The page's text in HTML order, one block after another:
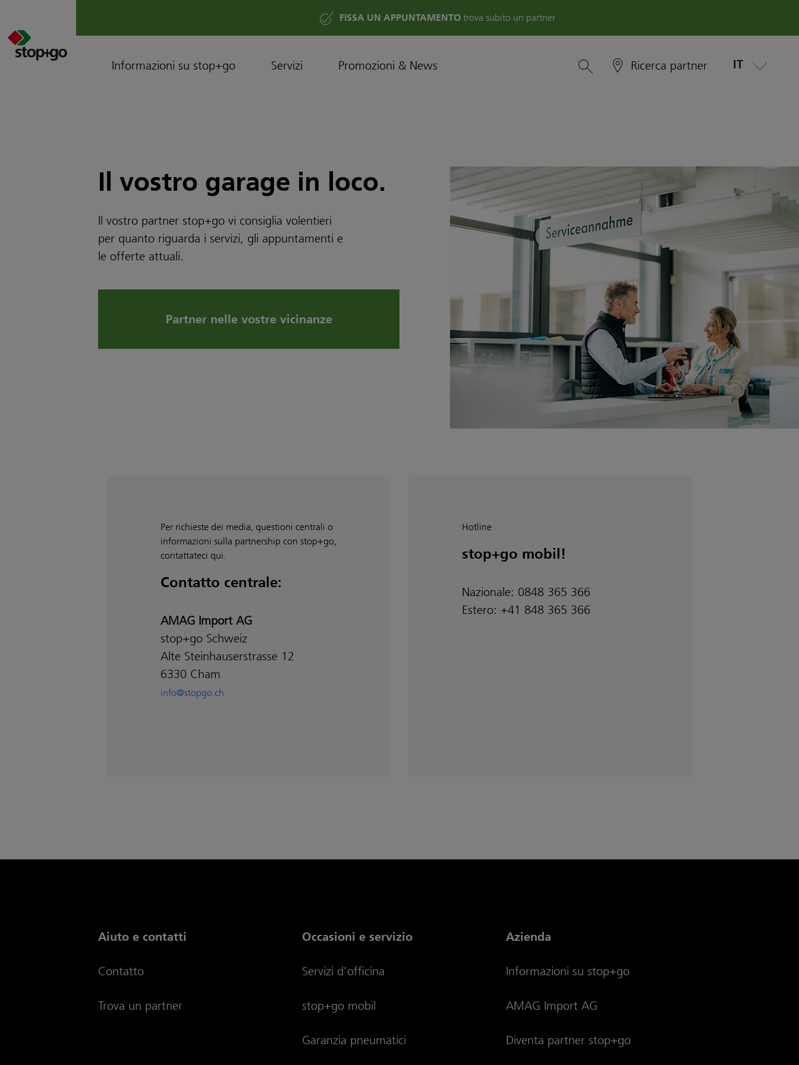
FISSA UN APPUNTAMENTO trova subito un partner
Informazioni su stop+go Servizi Promozioni & News Ricerca partner IT
Il vostro garage in loco.
Il vostro partner stop+go vi consiglia volentieri
per quanto riguarda i servizi, gli appuntamenti e
le offerte attuali.
Partner nelle vostre vicinanze
Per richieste dei media, questioni centrali o
informazioni sulla partnership con stop+go,
contattateci qui.
Contatto centrale:
AMAG Import AG
stop+go Schweiz
Alte Steinhauserstrasse 12
6330 Cham
info@stopgo.ch
Hotline
stop+go mobil!
Nazionale: 0848 365 366
Estero: +41 848 365 366
Aiuto e contatti
Contatto
Trova un partner
Occasioni e servizio
Servizi d’officina
stop+go mobil
Garanzia pneumatici
Azienda
Informazioni su stop+go
AMAG Import AG
Diventa partner stop+go